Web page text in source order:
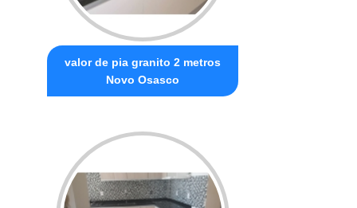
valor de pia granito 2 metros
Novo Osasco